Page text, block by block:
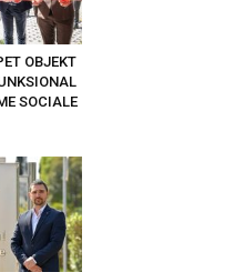
OBJEKT
SOCIALE